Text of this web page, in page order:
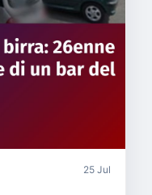
25 Jul